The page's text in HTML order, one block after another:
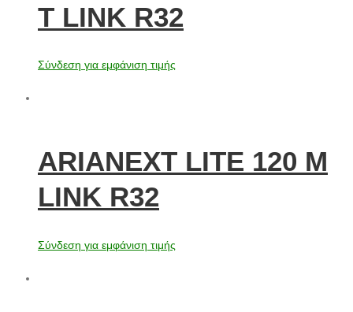
T LINK R32
Σύνδεση για εμφάνιση τιμής
ARIANEXT LITE 120 M
LINK R32
Σύνδεση για εμφάνιση τιμής